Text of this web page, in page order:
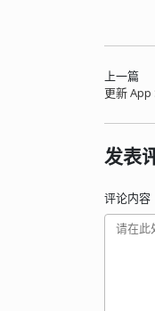
上一篇
更新 App
发表
评论内容